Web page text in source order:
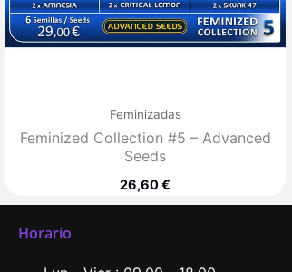
Feminizadas
Feminized Collection #5 – Advanced
Seeds
26,60€
Horario